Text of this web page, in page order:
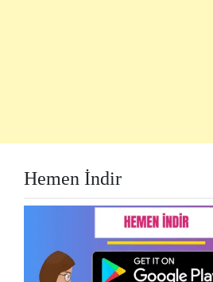
Hemen İndir